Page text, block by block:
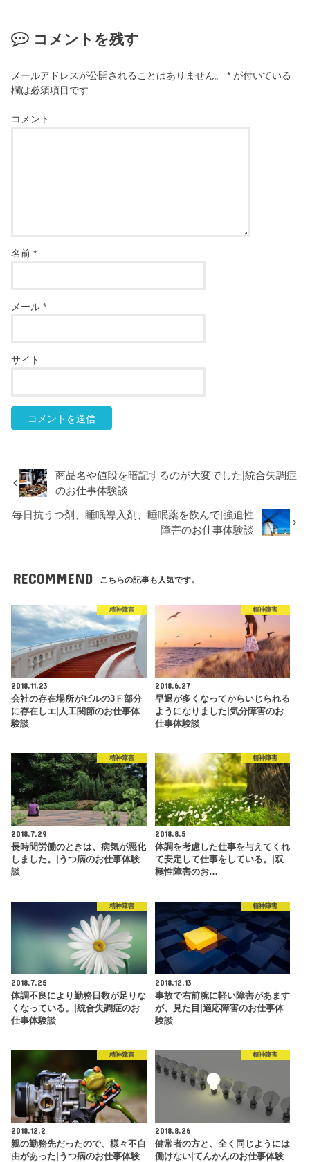
コメントを残す
メールアドレスが公開されることはありません。 * が付いている
欄は必須項目です
コメント
名前*
メール*
サイト
商品名や値段を暗記するのが大変でした|統合失調症
のお仕事体験談
毎日抗うつ剤、睡眠導入剤、睡眠薬を飲んで|強迫性
障害のお仕事体験談
RECOMMEND こちらの記事も人気です。
精神障害
2018.11.23
会社の存在場所がビルの3Ｆ部分
に存在しエ|人工関節のお仕事体
験談
精神障害
2018.6.27
早退が多くなってからいじられる
ようになりました|気分障害のお
仕事体験談
精神障害
2018.7.29
長時間労働のときは、病気が悪化
しました。|うつ病のお仕事体験
談
精神障害
2018.8.5
体調を考慮した仕事を与えてくれ
て安定して仕事をしている。|双
極性障害のお…
精神障害
2018.7.25
体調不良により勤務日数が足りな
くなっている。|統合失調症のお
仕事体験談
精神障害
2018.12.13
事故で右前腕に軽い障害があます
が、見た目|適応障害のお仕事体
験談
精神障害
2018.12.2
親の勤務先だったので、様々不自
由があった|うつ病のお仕事体験
精神障害
2018.8.26
健常者の方と、全く同じようには
働けない|てんかんのお仕事体験